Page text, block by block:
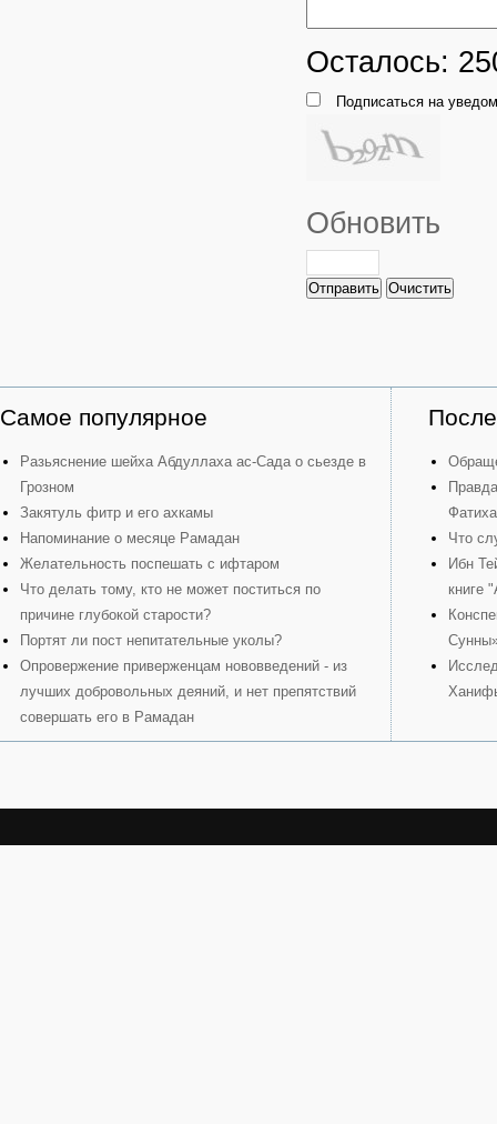
Осталось:
Подписаться на
Обновить
Отправить Очистить
Самое популярное
Разьяснение шейха Абдуллаха ас-Сада о сьезде в
Грозном
Закятуль фитр и его ахкамы
Напоминание о месяце Рамадан
Желательность поспешать с ифтаром
Что делать тому, кто не может поститься по
причине глубокой старости?
Портят ли пост непитательные уколы?
Опровержение приверженцам нововведений - из
лучших добровольных деяний, и нет препятствий
совершать его в Рамадан
Что
Ибн
книге